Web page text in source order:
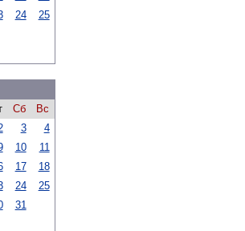
24
25
Сб
Вс
3
4
10
11
17
18
24
25
31